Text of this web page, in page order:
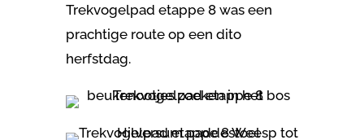
Trekvogelpad etappe 8 was een
prachtige route op een dito
herfstdag.